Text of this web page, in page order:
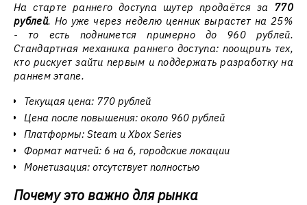
На старте раннего доступа шутер продаётся за
770
рублей. Но уже через неделю ценник вырастет на 25%
- то есть поднимется примерно до 960 рублей.
Стандартная механика раннего доступа: поощрить тех,
кто рискует зайти первым и поддержать разработку на
раннем этапе.
Текущая цена: 770 рублей
Цена после повышения: около 960 рублей
Платформы: Steam и Xbox Series
Формат матчей: 6 на 6, городские локации
Монетизация: отсутствует полностью
Почему это важно для рынка